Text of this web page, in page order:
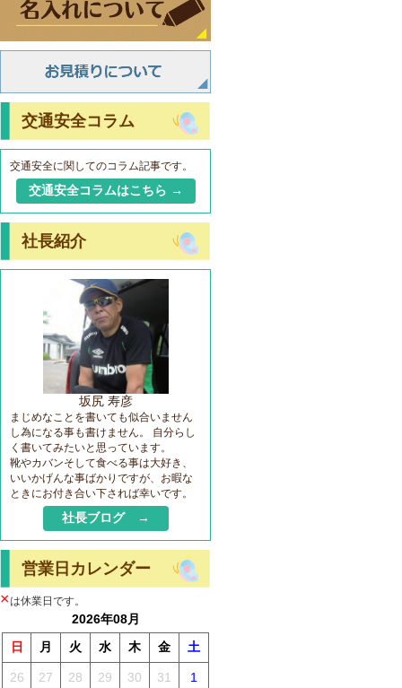
交通安全コラム
交通安全に関してのコラム記事です。
交通安全コラムはこちら →
社長紹介
坂尻 寿彦
まじめなことを書いても似合いません
し為になる事も書けません。 自分らし
く書いてみたいと思っています。
靴やカバンそして食べる事は大好き、
いいかげんな事ばかりですが、お暇な
ときにお付き合い下されば幸いです。
社長ブログ →
営業日カレンダー
×は休業日です。
2026年08月
日
月 火 水 木 金 土
26 27 28 29 30 31 1